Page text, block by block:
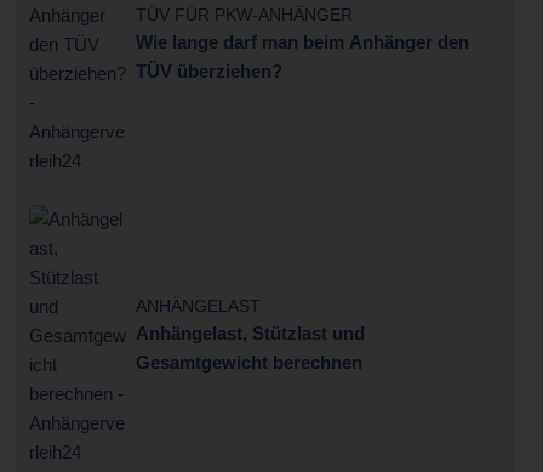
TÜV FÜR PKW-ANHÄNGER
Wie lange darf man beim Anhänger den
TÜV überziehen?
ANHÄNGELAST
Anhängelast, Stützlast und
Gesamtgewicht berechnen